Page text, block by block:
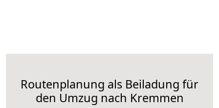
Routenplanung als Beiladung für
den Umzug nach Kremmen